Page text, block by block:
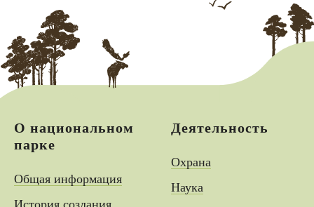
О национальном
парке
Общая информация
История создания
Деятельность
Охрана
Наука